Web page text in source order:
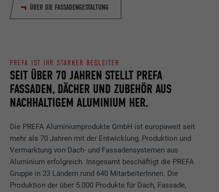
ÜBER DIE FASSADENGESTALTUNG
SEIT ÜBER 70 JAHREN STELLT PREFA
FASSADEN, DÄCHER UND ZUBEHÖR AUS
NACHHALTIGEM ALUMINIUM HER.
PREFA IST IHR STARKER BEGLEITER
Die PREFA Aluminiumprodukte GmbH ist europaweit seit
mehr als 70 Jahren mit der Entwicklung, Produktion und
Vermarktung von Dach- und Fassadensystemen aus
Aluminium erfolgreich. Insgesamt beschäftigt die PREFA
Gruppe in 23 Ländern rund 640 MitarbeiterInnen. Die
Produktion der über 5.000 Produkte für Dach, Fassade,